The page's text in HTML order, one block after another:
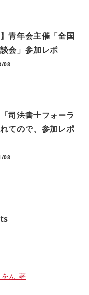
】青年会主催「全国
会」参加レポ
08
「司法書士フォーラ
てので、参加レポ
08
をん 著